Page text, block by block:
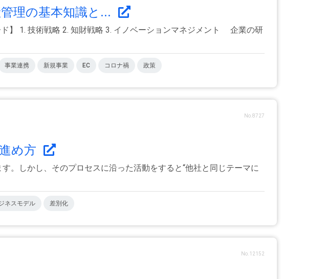
理の基本知識と...
】 1. 技術戦略 2. 知財戦略 3. イノベーションマネジメント 企業の研
事業連携 新規事業 EC コロナ禍 政策
No.8727
め方
。しかし、そのプロセスに沿った活動をすると“他社と同じテーマに
ネスモデル 差別化
No.12152